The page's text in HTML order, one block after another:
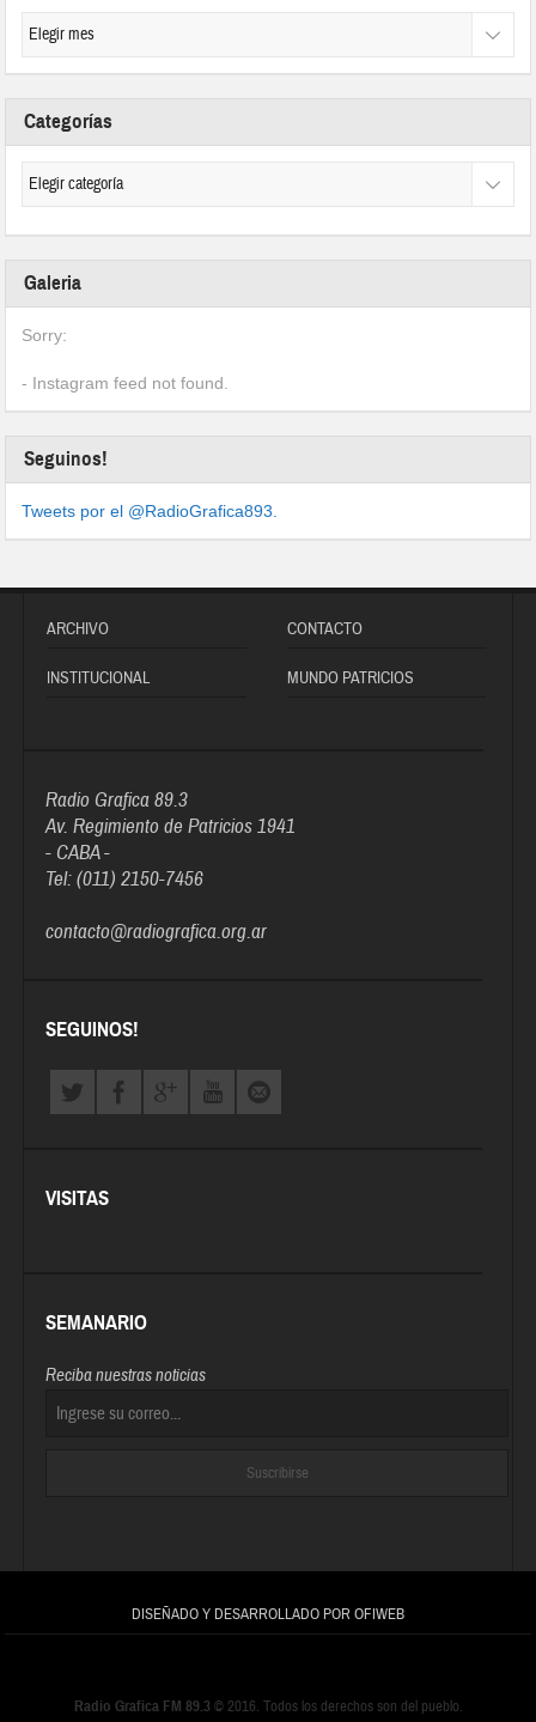
Categorías
Galeria
Sorry:
- Instagram feed not found.
Seguinos!
Tweets por el @RadioGrafica893.
ARCHIVO CONTACTO
INSTITUCIONAL MUNDO PATRICIOS
Radio Grafica 89.3
Av. Regimiento de Patricios 1941
- CABA -
Tel: (011) 2150-7456
contacto@radiografica.org.ar
SEGUINOS!
VISITAS
SEMANARIO
Reciba nuestras noticias
DISEÑADO Y DESARROLLADO POR OFIWEB
Radio Grafica FM 89.3© 2016. Todos los derechos son del pueblo.